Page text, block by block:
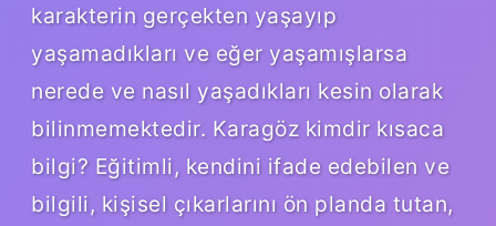
karakterin gerçekten yaşayıp
yaşamadıkları ve eğer yaşamışlarsa
nerede ve nasıl yaşadıkları kesin olarak
bilinmemektedir. Karagöz kimdir kısaca
bilgi? Eğitimli, kendini ifade edebilen ve
bilgili, kişisel çıkarlarını ön planda tutan,